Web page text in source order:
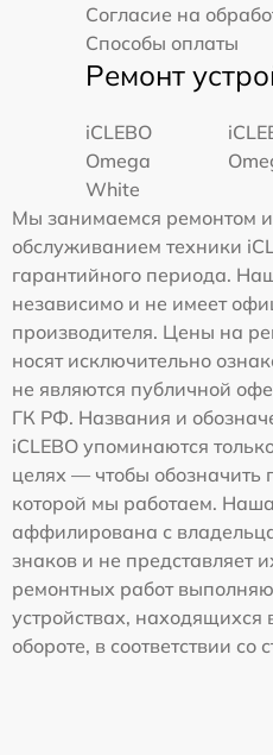
Согласие на
Способы оплаты
Ремонт
iCLEBO
Omega
White
Мы занимаемся ремонтом
обслуживанием техники
гарантийного периода.
независимо и не имеет
производителя. Цены на
носят исключительно
не являются публичной
ГК РФ. Названия и
iCLEBO упоминаются
целях — чтобы обозначить
которой мы работаем.
аффилирована с
знаков и не представляет
ремонтных работ
устройствах,
обороте, в соответствии со